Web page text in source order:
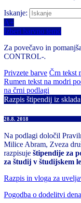
Iskanje:
A+
Izberi barvno temo
Za povečavo in
CONTROL-.
Privzete barve Črn tekst
Rumen tekst na modri
na črni podlagi
Razpis štipendij iz
28.8. 2018
Na podlagi določil
Milice Abram, Zveza
razpisuje štipendije za
za študij v študijskem
Razpis in vloga za
Pogodba o dodelitvi